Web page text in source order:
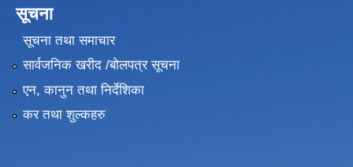
सूचना
सूचना तथा समाचार
सार्वजनिक खरीद /बोलपत्र सूचना
एन, कानुन तथा निर्देशिका
कर तथा शुल्कहरु